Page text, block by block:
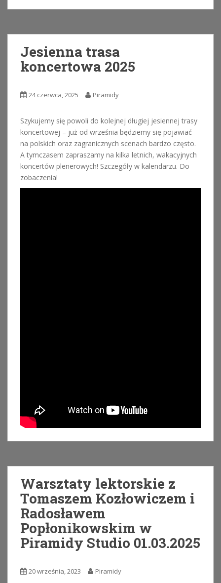
Jesienna trasa
koncertowa 2025
24 czerwca, 2025 Piramidy
Szykujemy się powoli do kolejnej długiej jesiennej trasy
koncertowej – już od września będziemy się pojawiać
na polskich oraz zagranicznych scenach bardzo często.
A tymczasem zapraszamy na kilka letnich, wakacyjnych
koncertów plenerowych! Szczegóły w kalendarzu. Do
zobaczenia!
Warsztaty lektorskie z
Tomaszem Kozłowiczem i
Radosławem
Popłonikowskim w
Piramidy Studio 01.03.2025
20 września, 2023 Piramidy